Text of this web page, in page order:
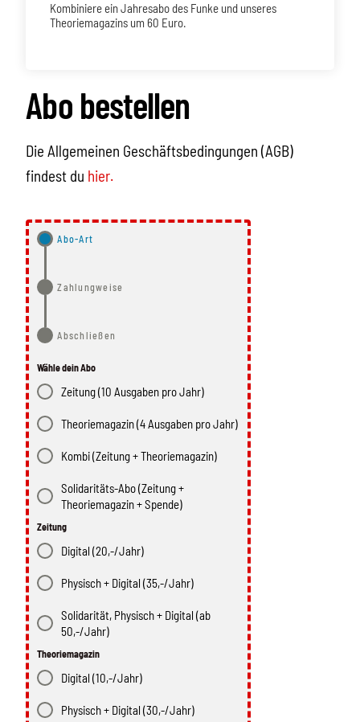
Kombiniere ein Jahresabo des Funke und unseres
Theoriemagazins um 60 Euro.
Abo bestellen
Die Allgemeinen Geschäftsbedingungen (AGB)
findest du hier.
Abo-Art
Zahlungweise
Abschließen
Wähle dein Abo
Zeitung (10 Ausgaben pro Jahr)
Theoriemagazin (4 Ausgaben pro Jahr)
Kombi (Zeitung + Theoriemagazin)
Solidaritäts-Abo (Zeitung +
Theoriemagazin + Spende)
Zeitung
Digital (20,-/Jahr)
Physisch + Digital (35,-/Jahr)
Solidarität, Physisch + Digital (ab
50,-/Jahr)
Theoriemagazin
Digital (10,-/Jahr)
Physisch + Digital (30,-/Jahr)